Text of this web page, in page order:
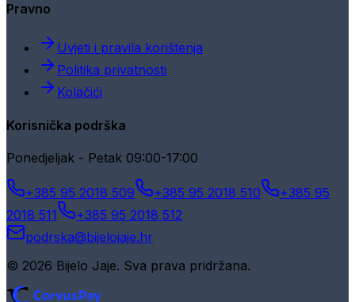
Pravno
Uvjeti i pravila korištenja
Politika privatnosti
Kolačići
Korisnička podrška
Ponedjeljak - Petak 09:00-17:00
+385 95 2018 509 +385 95 2018 510
+385 95
2018 511
+385 95 2018 512
podrska@bijelojaje.hr
© 2026 Bijelo Jaje. Sva prava pridržana.